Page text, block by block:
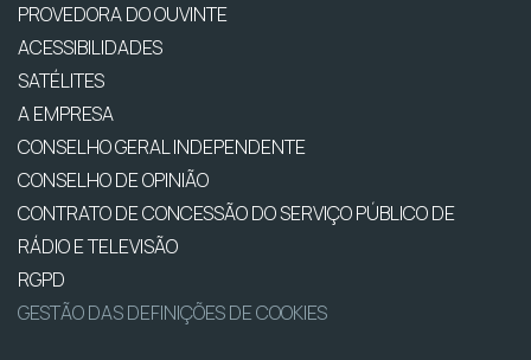
PROVEDORA DO OUVINTE
ACESSIBILIDADES
SATÉLITES
A EMPRESA
CONSELHO GERAL INDEPENDENTE
CONSELHO DE OPINIÃO
CONTRATO DE CONCESSÃO DO SERVIÇO PÚBLICO DE
RÁDIO E TELEVISÃO
RGPD
GESTÃO DAS DEFINIÇÕES DE COOKIES